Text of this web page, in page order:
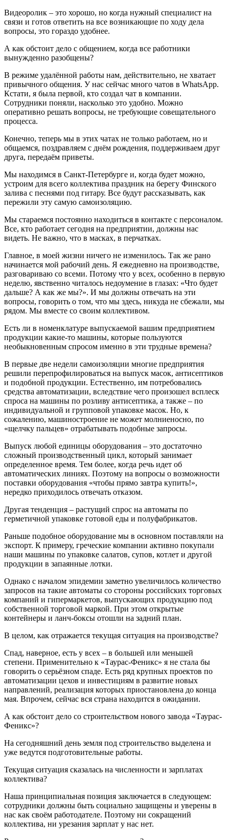
Видеоролик – это хорошо, но когда нужный специалист на
связи и готов ответить на все возникающие по ходу дела
вопросы, это гораздо удобнее.
А как обстоит дело с общением, когда все работники
вынужденно разобщены?
В режиме удалённой работы нам, действительно, не хватает
привычного общения. У нас сейчас много чатов в WhatsApp.
Кстати, я была первой, кто создал чат в компании.
Сотрудники поняли, насколько это удобно. Можно
оперативно решать вопросы, не требующие совещательного
процесса.
Конечно, теперь мы в этих чатах не только работаем, но и
общаемся, поздравляем с днём рождения, поддерживаем друг
друга, передаём приветы.
Мы находимся в Санкт-Петербурге и, когда будет можно,
устроим для всего коллектива праздник на берегу Финского
залива с песнями под гитару. Все будут рассказывать, как
пережили эту самую самоизоляцию.
Мы стараемся постоянно находиться в контакте с персоналом.
Все, кто работает сегодня на предприятии, должны нас
видеть. Не важно, что в масках, в перчатках.
Главное, в моей жизни ничего не изменилось. Так же рано
начинается мой рабочий день. Я ежедневно на производстве,
разговариваю со всеми. Потому что у всех, особенно в первую
неделю, явственно читалось недоумение в глазах: «Что будет
дальше? А как же мы?». И мы должны отвечать на эти
вопросы, говорить о том, что мы здесь, никуда не сбежали, мы
рядом. Мы вместе со своим коллективом.
Есть ли в номенклатуре выпускаемой вашим предприятием
продукции какие-то машины, которые пользуются
необыкновенным спросом именно в эти трудные времена?
В первые две недели самоизоляции многие предприятия
решили перепрофилироваться на выпуск масок, антисептиков
и подобной продукции. Естественно, им потребовались
средства автоматизации, вследствие чего произошел всплеск
спроса на машины по розливу антисептика, а также – по
индивидуальной и групповой упаковке масок. Но, к
сожалению, машиностроение не может молниеносно, по
«щелчку пальцев» отрабатывать подобные запросы.
Выпуск любой единицы оборудования – это достаточно
сложный производственный цикл, который занимает
определенное время. Тем более, когда речь идет об
автоматических линиях. Поэтому на вопросы о возможности
поставки оборудования «чтобы прямо завтра купить!»,
нередко приходилось отвечать отказом.
Другая тенденция – растущий спрос на автоматы по
герметичной упаковке готовой еды и полуфабрикатов.
Раньше подобное оборудование мы в основном поставляли на
экспорт. К примеру, греческие компании активно покупали
наши машины по упаковке салатов, супов, котлет и другой
продукции в запаянные лотки.
Однако с началом эпидемии заметно увеличилось количество
запросов на такие автоматы со стороны российских торговых
компаний и гипермаркетов, выпускающих продукцию под
собственной торговой маркой. При этом открытые
контейнеры и ланч-боксы отошли на задний план.
В целом, как отражается текущая ситуация на производстве?
Спад, наверное, есть у всех – в большей или меньшей
степени. Применительно к «Таурас-Феникс» я не стала бы
говорить о серьёзном спаде. Есть ряд крупных проектов по
автоматизации цехов и инвестициям в развитие новых
направлений, реализация которых приостановлена до конца
мая. Впрочем, сейчас вся страна находится в ожидании.
А как обстоит дело со строительством нового завода «Таурас-
Феникс»?
На сегодняшний день земля под строительство выделена и
уже ведутся подготовительные работы.
Текущая ситуация сказалась на численности и зарплатах
коллектива?
Наша принципиальная позиция заключается в следующем:
сотрудники должны быть социально защищены и уверены в
нас как своём работодателе. Поэтому ни сокращений
коллектива, ни урезания зарплат у нас нет.